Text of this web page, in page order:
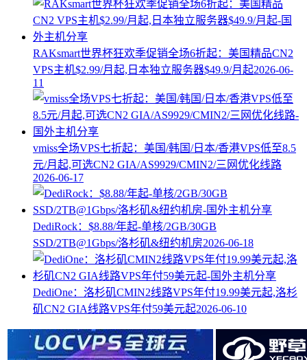
RAKsmart世界杯狂欢季促销全场6折起：美国精品CN2
VPS主机$2.99/月起,日本独立服务器$49.9/月起2026-06-
11
vmiss全场VPS七折起：美国/韩国/日本/香港VPS低至8.5
元/月起,可选CN2 GIA/AS9929/CMIN2/三网优化线路
2026-06-17
DediRock：$8.88/年起-单核/2GB/30GB
SSD/2TB@1Gbps/洛杉矶&纽约机房2026-06-18
DediOne：洛杉矶CMIN2线路VPS年付19.99美元起,洛杉
矶CN2 GIA线路VPS年付59美元起2026-06-10